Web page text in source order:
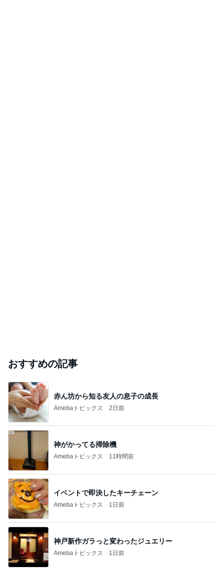
おすすめの記事
赤ん坊から知る友人の息子の成長
Amebaトピックス 2日前
神がかってる掃除機
Amebaトピックス 11時間前
イベントで即決したキーチェーン
Amebaトピックス 1日前
神戸新作ガラっと変わったジュエリー
Amebaトピックス 1日前